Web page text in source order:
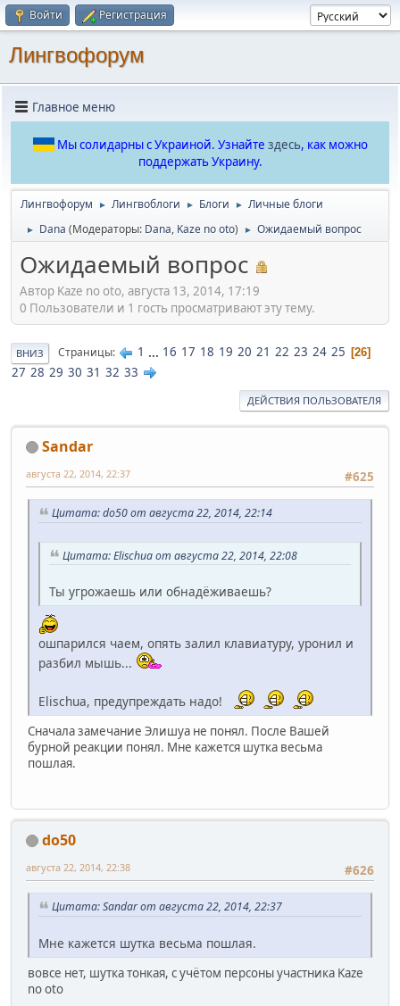
Войти Регистрация
Лингвофорум
Главное меню
Мы солидарны с Украиной. Узнайте здесь, как можно
поддержать Украину.
Лингвофорум ► Лингвоблоги ► Блоги ► Личные блоги
► Dana (Модераторы: Dana, Kaze no oto) ► Ожидаемый вопрос
Ожидаемый вопрос
Автор Kaze no oto, августа 13, 2014, 17:19
0 Пользователи и 1 гость просматривают эту тему.
ВНИЗ Страницы 1 ... 16 17 18 19 20 21 22 23 24 25 26
27 28 29 30 31 32 33
ДЕЙСТВИЯ ПОЛЬЗОВАТЕЛЯ
Sandar
#625
августа 22, 2014, 22:37
Цитата: do50 от августа 22, 2014, 22:14
Цитата: Elischua от августа 22, 2014, 22:08
Ты угрожаешь или обнадёживаешь?
ошпарился чаем, опять залил клавиатуру, уронил и
разбил мышь...
Elischua, предупреждать надо!
Сначала замечание Элишуа не понял. После Вашей
бурной реакции понял. Мне кажется шутка весьма
пошлая.
do50
#626
августа 22, 2014, 22:38
Цитата: Sandar от августа 22, 2014, 22:37
Мне кажется шутка весьма пошлая.
вовсе нет, шутка тонкая, с учётом персоны участника Kaze
no oto